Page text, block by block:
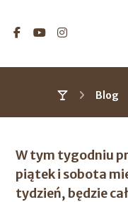
Blog
W tym tygodniu
piątek i sobota
tydzień, będzie